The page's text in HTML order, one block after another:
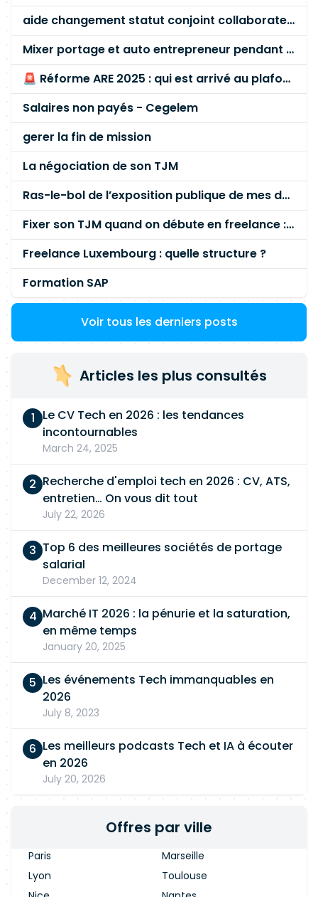
aide changement statut conjoint collaborateur
Mixer portage et auto entrepreneur pendant des années - quel risque ?
🚨 Réforme ARE 2025 : qui est arrivé au plafond des 60 % en gardant son entreprise ?
Salaires non payés - Cegelem
gerer la fin de mission
La négociation de son TJM
Ras-le-bol de l’exposition publique de mes données personnelles liées à mon entreprise
Fixer son TJM quand on débute en freelance : la méthode mathématique (et pas au feeling) 🛑
Freelance Luxembourg : quelle structure ?
Formation SAP
Voir tous les derniers posts
Articles les plus consultés
Le CV Tech en 2026 : les tendances
incontournables
March 24, 2025
Recherche d'emploi tech en 2026 : CV, ATS,
entretien… On vous dit tout
July 22, 2026
Top 6 des meilleures sociétés de portage
salarial
December 12, 2024
Marché IT 2026 : la pénurie et la saturation,
en même temps
January 20, 2025
Les événements Tech immanquables en
2026
July 8, 2023
Les meilleurs podcasts Tech et IA à écouter
en 2026
July 20, 2026
Offres par ville
Paris
Marseille
Lyon
Toulouse